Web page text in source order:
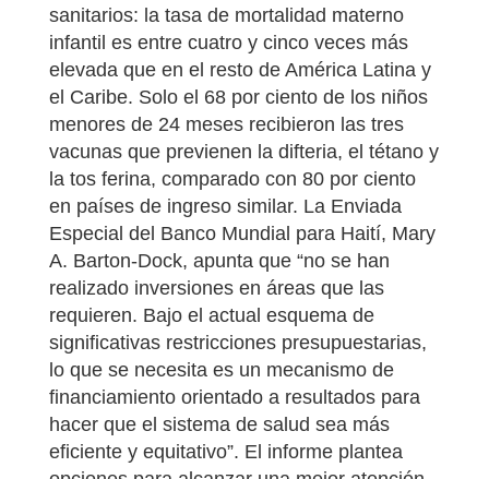
sanitarios: la tasa de mortalidad materno
infantil es entre cuatro y cinco veces más
elevada que en el resto de América Latina y
el Caribe. Solo el 68 por ciento de los niños
menores de 24 meses recibieron las tres
vacunas que previenen la difteria, el tétano y
la tos ferina, comparado con 80 por ciento
en países de ingreso similar. La Enviada
Especial del Banco Mundial para Haití, Mary
A. Barton-Dock, apunta que “no se han
realizado inversiones en áreas que las
requieren. Bajo el actual esquema de
significativas restricciones presupuestarias,
lo que se necesita es un mecanismo de
financiamiento orientado a resultados para
hacer que el sistema de salud sea más
eficiente y equitativo”. El informe plantea